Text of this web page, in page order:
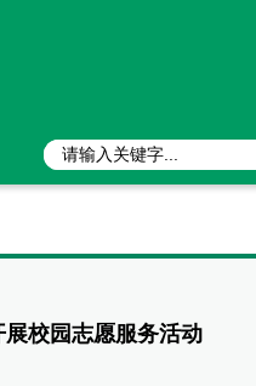
校园志愿服务活动